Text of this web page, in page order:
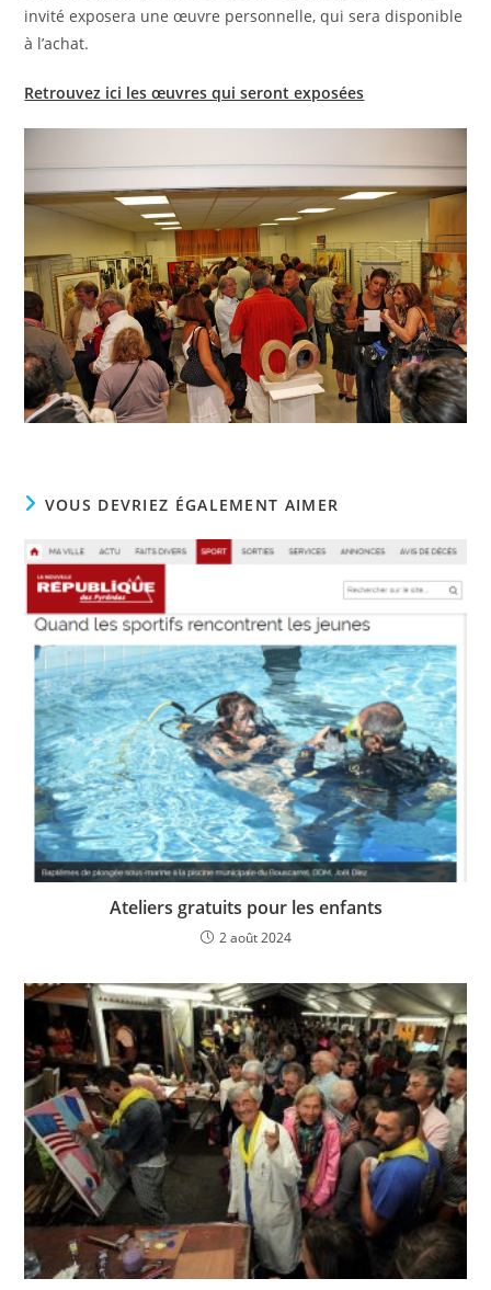
invité exposera une œuvre personnelle, qui sera disponible
à l’achat.
Retrouvez ici les œuvres qui seront exposées
VOUS DEVRIEZ ÉGALEMENT AIMER
Ateliers gratuits pour les enfants
2 août 2024